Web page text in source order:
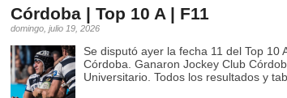
Córdoba | Top 10 A | F11
domingo, julio 19, 2026
Se disputó ayer la fecha 11 del Top 10
Córdoba. Ganaron Jockey Club
Universitario. Todos los resultados y